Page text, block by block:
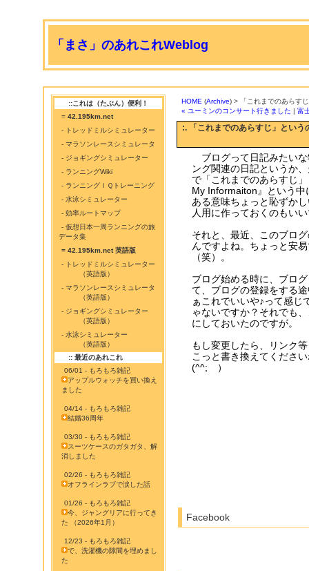
「まさ」のあれこれWeblog
::これは（たぶん）便利！
= 42.195km.net
- トレッドミルシミュレーター
- マラソンレースシミュレータ
- ジョギングシミュレーター
- ランニングWiki
- ランニングＩＱトレーニング
- 水泳シミュレーター
- 効率ルートマップ
- 仮想日本一周ランニングの旅
データ集
= 42.195km.net 英語版
- トレッドミルシミュレーター
（英語版）
- マラソンレースシミュレータ
（英語版）
- ジョギングシミュレーター
（英語版）
- 水泳シミュレーター
（英語版）
:: 最近のあれこれ
06/01 - もろもろ雑記
アップルウォッチを買い換え
ました
04/14 - もろもろ雑記
結婚36周年
03/30 - もろもろ雑記
スーツケースのガタガタ、解
消しました
02/26 - もろもろ雑記
オフラインラブで涙した話
01/26 - もろもろ雑記
今、ジャングリアに行ってき
た （2026年1月）
12/23 - もろもろ雑記
で、洗濯機の隙間を埋めまし
た
HOME (Archive) > 「これまでのあらす
« ユーミンのコンサート行きました | 富
:. 「これまでのあらすじ」という
ブログって日記みたい
ング関連の日記というか
で「これまでのあらすじ
My Informaiton』という中
ある意味ちょっと恥ずか
人用に作っておくのもい
それと、最近、このブロ
んですよね。ちょっと安
（笑）。
ブログ始める時に、ブロ
て、ブログの登録をする
ぁこれでいいや♪って感じ
ゃないですか？それでも
にしておいたのですが。
もし変更したら、リンク
こっと書き換えてくださ
(^^;ゞ）
Facebook